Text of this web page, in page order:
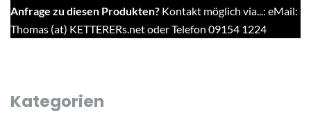
Anfrage zu diesen Produkten? Kontakt möglich via...: eMail:
Thomas (at) KETTERERs.net oder Telefon 09154 1224
Kategorien